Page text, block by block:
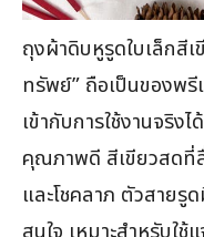
ถุงผ้าดิบหูรูดใบเล็กสี
ทรัพย์” ถือเป็นของพ
เข้ากับการใช้งานจริ
คุณภาพดี สีเขียวสดที่
และโชคลาภ ตัวสายรู